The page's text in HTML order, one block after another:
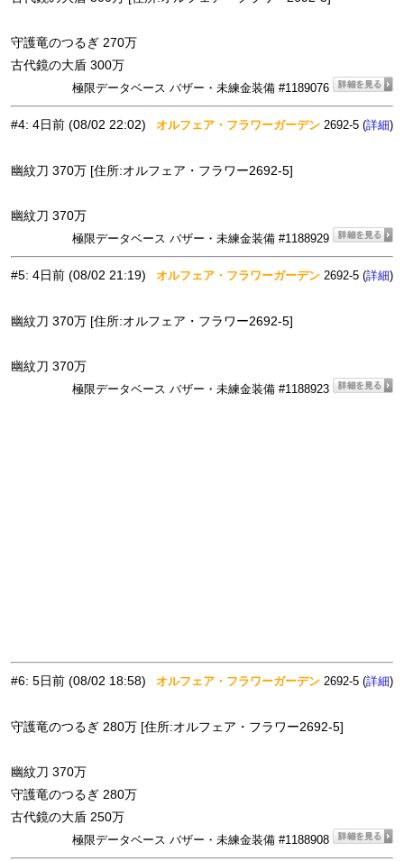
守護竜のつるぎ 270万
古代鏡の大盾 300万
極限データベース バザー・未練金装備 #1189076
#4: 4日前 (08/02 22:02) オルフェア・フラワーガーデン 2692-5 (詳細)
幽紋刀 370万 [住所:オルフェア・フラワー2692-5]
幽紋刀 370万
極限データベース バザー・未練金装備 #1188929
#5: 4日前 (08/02 21:19) オルフェア・フラワーガーデン 2692-5 (詳細)
幽紋刀 370万 [住所:オルフェア・フラワー2692-5]
幽紋刀 370万
極限データベース バザー・未練金装備 #1188923
#6: 5日前 (08/02 18:58) オルフェア・フラワーガーデン 2692-5 (詳細)
守護竜のつるぎ 280万 [住所:オルフェア・フラワー2692-5]
幽紋刀 370万
守護竜のつるぎ 280万
古代鏡の大盾 250万
極限データベース バザー・未練金装備 #1188908